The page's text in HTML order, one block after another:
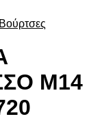
Βούρτσες
Μ14